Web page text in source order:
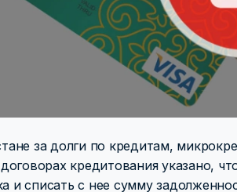
за долги по кредитам,
кредитования указано,
и списать с нее сумму